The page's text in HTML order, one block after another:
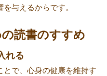
与えるからです。
読書のすすめ
れる
とで、心身の健康を維持す